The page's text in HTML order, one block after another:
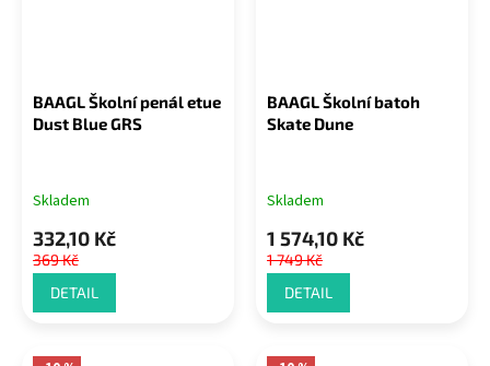
BAAGL Školní penál etue
Dust Blue GRS
Skladem
332,10 Kč
369 Kč
DETAIL
BAAGL Školní batoh
Skate Dune
Skladem
1 574,10 Kč
1 749 Kč
DETAIL